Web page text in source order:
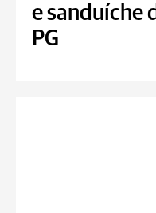
e sanduíche
PG